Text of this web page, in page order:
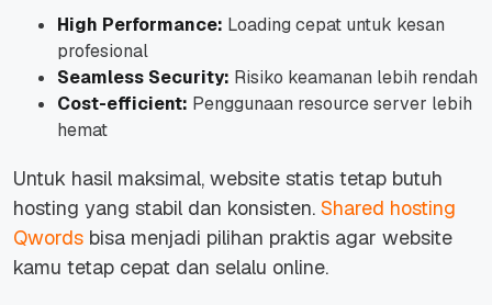
High Performance: Loading cepat untuk kesan
profesional
Seamless Security: Risiko keamanan lebih rendah
Cost-efficient: Penggunaan resource server lebih
hemat
Untuk hasil maksimal, website statis tetap butuh
hosting yang stabil dan konsisten. Shared hosting
Qwords bisa menjadi pilihan praktis agar website
kamu tetap cepat dan selalu online.